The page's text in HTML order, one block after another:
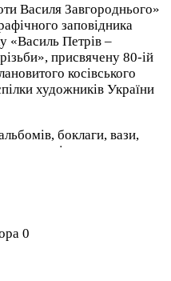
Василя Завгороднього»
заповідника
«Василь Петрів –
присвячену 80-ій
косівського
художників України
боклаги, вази,
шкатулки,
мотивами.
творів, присвячених
Шевченку, Івану
Марійці
Василя Петріва є
кольоровим металом
0